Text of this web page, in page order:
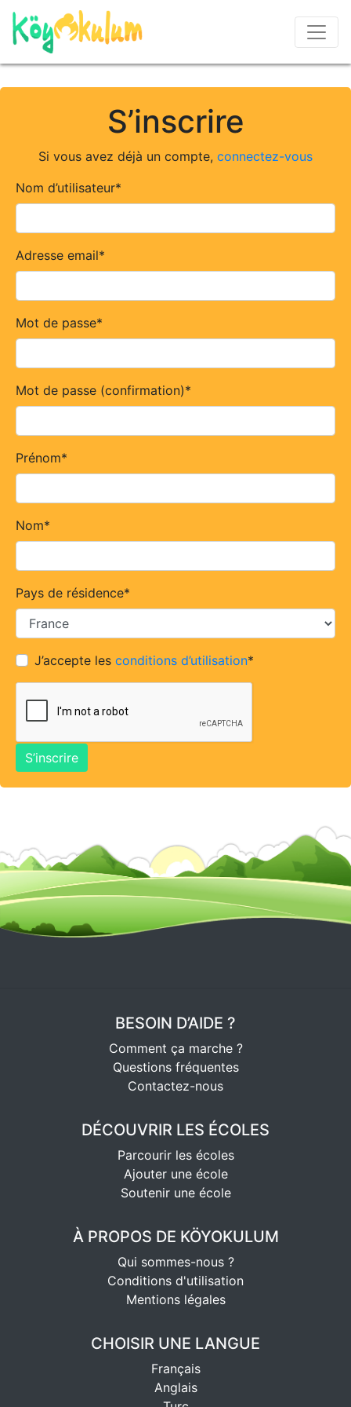
S’inscrire
Si vous avez déjà un compte, connectez-vous
Nom d’utilisateur*
Adresse email*
Mot de passe*
Mot de passe (confirmation)*
Prénom*
Nom*
Pays de résidence*
J’accepte les conditions d’utilisation*
BESOIN D’AIDE ?
Comment ça marche ?
Questions fréquentes
Contactez-nous
DÉCOUVRIR LES ÉCOLES
Parcourir les écoles
Ajouter une école
Soutenir une école
À PROPOS DE KÖYOKULUM
Qui sommes-nous ?
Conditions d'utilisation
Mentions légales
CHOISIR UNE LANGUE
Français
Anglais